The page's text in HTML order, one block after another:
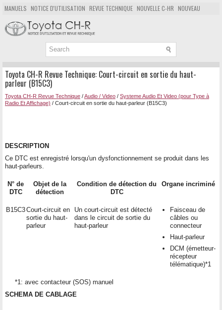
MANUELS NOTICE D'UTILISATION REVUE TECHNIQUE NOUVELLE C-HR NOUVEAU
POPULAIRE
PLAN DU SITE CHERCHER
Toyota CH-R Revue Technique: Court-circuit en sortie du haut-
parleur (B15C3)
Toyota CH-R Revue Technique /Audio / Video / Systeme Audio Et Video (pour Type à
Radio Et Affichage) / Court-circuit en sortie du haut-parleur (B15C3)
DESCRIPTION
Ce DTC est enregistré lorsqu'un dysfonctionnement se produit dans les
haut-parleurs.
N° de
DTC
Objet de la
détection
Condition de détection du
DTC
Organe incriminé
B15C3Court-circuit en
sortie du haut-
parleur
Un court-circuit est détecté
dans le circuit de sortie du
haut-parleur
Faisceau de
câbles ou
connecteur
Haut-parleur
DCM (émetteur-
récepteur
télématique)*1
*1: avec contacteur (SOS) manuel
SCHEMA DE CABLAGE